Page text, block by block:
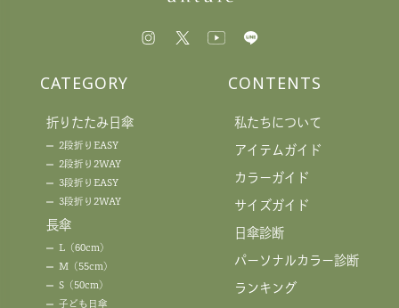
CATEGORY
折りたたみ日傘
2段折りEASY
2段折り2WAY
3段折りEASY
3段折り2WAY
長傘
L（60cm）
M（55cm）
S（50cm）
子ども日傘
CONTENTS
私たちについて
アイテムガイド
カラーガイド
サイズガイド
日傘診断
パーソナルカラー診断
ランキング